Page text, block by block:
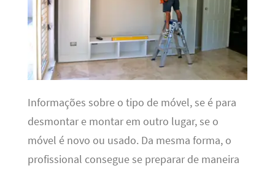
Informações sobre o tipo de móvel, se é para
desmontar e montar em outro lugar, se o
móvel é novo ou usado. Da mesma forma, o
profissional consegue se preparar de maneira